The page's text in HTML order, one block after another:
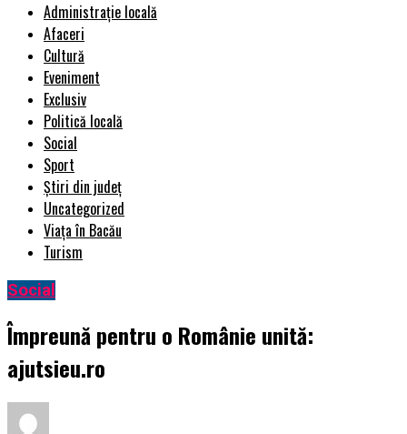
Administrație locală
Afaceri
Cultură
Eveniment
Exclusiv
Politică locală
Social
Sport
Știri din județ
Uncategorized
Viața în Bacău
Turism
Social
Împreună pentru o Românie unită:
ajutsieu.ro